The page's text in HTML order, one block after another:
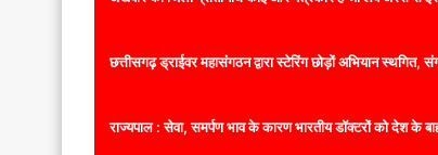
छत्तीसगढ़ ड्राईवर महासंगठन द्वारा स्टेरिंग छोड़ों अभियान
राज्यपाल : सेवा, समर्पण भाव के कारण भारतीय डॉक्टरों को देश के